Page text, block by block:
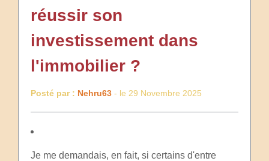
réussir son
investissement dans
l'immobilier ?
Posté par : Nehru63 - le 29 Novembre 2025
Je me demandais, en fait, si certains d'entre